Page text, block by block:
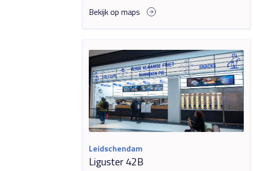
Bekijk op maps
Leidschendam
Liguster 42B